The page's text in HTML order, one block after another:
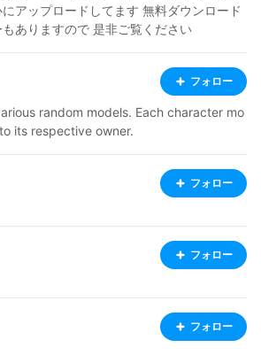
アップロードしてます 無料ダウンロード
ありますので 是非ご覧ください
フォロー
random models. Each character mo
its respective owner.
フォロー
フォロー
フォロー